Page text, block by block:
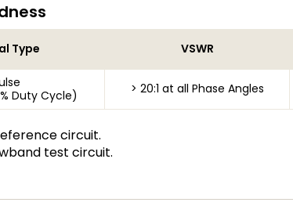
Type VSWR
Duty Cycle)
> 20:1 at all Phase Angles
circuit.
test circuit.